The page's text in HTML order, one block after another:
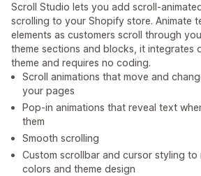
Scroll Studio lets you add scroll-
scrolling to your Shopify store. Animate
elements as customers scroll through
theme sections and blocks, it integrates
theme and requires no coding.
Scroll animations that move and
your pages
Pop-in animations that reveal text
them
Smooth scrolling
Custom scrollbar and cursor styling to
colors and theme design